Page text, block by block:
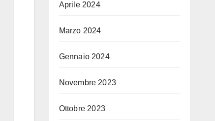
Aprile 2024
Marzo 2024
Gennaio 2024
Novembre 2023
Ottobre 2023